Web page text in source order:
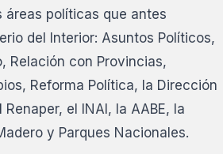
áreas políticas que antes
del Interior: Asuntos Políticos,
Relación con Provincias,
Reforma Política, la Dirección
el INAI, la AABE, la
y Parques Nacionales.